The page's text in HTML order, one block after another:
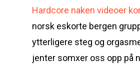
Hardcore naken videoer
norsk eskorte bergen
ytterligere steg og
jenter somxer oss opp på